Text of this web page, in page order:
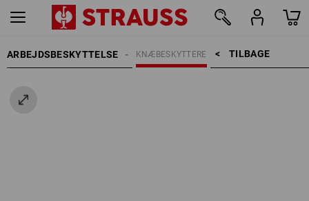
ARBEJDSBESKYTTELSE TILBAGE    >
KNÆBESKYTTERE